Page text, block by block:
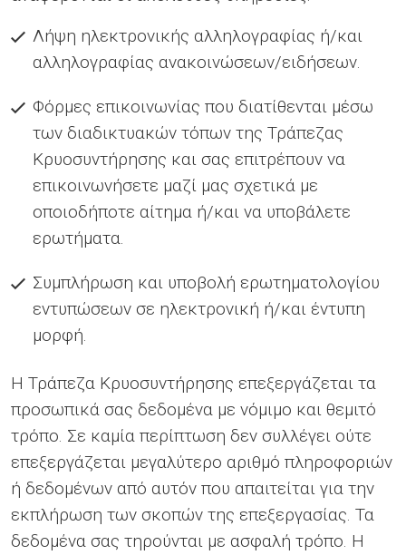
Λήψη ηλεκτρονικής αλληλογραφίας ή/και
αλληλογραφίας ανακοινώσεων/ειδήσεων.
Φόρμες επικοινωνίας που διατίθενται μέσω
των διαδικτυακών τόπων της Τράπεζας
Κρυοσυντήρησης και σας επιτρέπουν να
επικοινωνήσετε μαζί μας σχετικά με
οποιοδήποτε αίτημα ή/και να υποβάλετε
ερωτήματα.
Συμπλήρωση και υποβολή ερωτηματολογίου
εντυπώσεων σε ηλεκτρονική ή/και έντυπη
μορφή.
Η Τράπεζα Κρυοσυντήρησης επεξεργάζεται τα
προσωπικά σας δεδομένα με νόμιμο και θεμιτό
τρόπο. Σε καμία περίπτωση δεν συλλέγει ούτε
επεξεργάζεται μεγαλύτερο αριθμό πληροφοριών
ή δεδομένων από αυτόν που απαιτείται για την
εκπλήρωση των σκοπών της επεξεργασίας. Τα
δεδομένα σας τηρούνται με ασφαλή τρόπο. Η